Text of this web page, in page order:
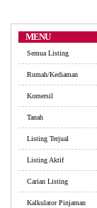
MENU
Semua Listing
Rumah/Kediaman
Komersil
Tanah
Listing Terjual
Listing Aktif
Carian Listing
Kalkulator Pinjaman